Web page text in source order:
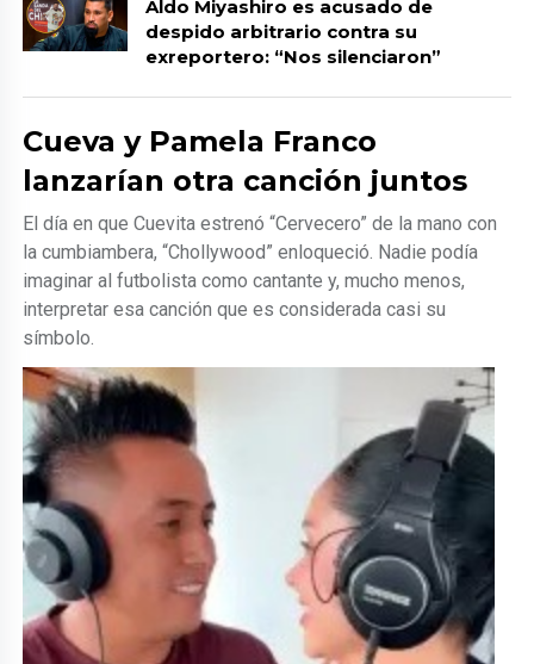
Aldo Miyashiro es acusado de
despido arbitrario contra su
exreportero: “Nos silenciaron”
Cueva y Pamela Franco
lanzarían otra canción juntos
El día en que Cuevita estrenó “Cervecero” de la mano con
la cumbiambera, “Chollywood” enloqueció. Nadie podía
imaginar al futbolista como cantante y, mucho menos,
interpretar esa canción que es considerada casi su
símbolo.